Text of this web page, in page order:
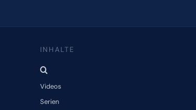
INHALTE
Videos
Serien